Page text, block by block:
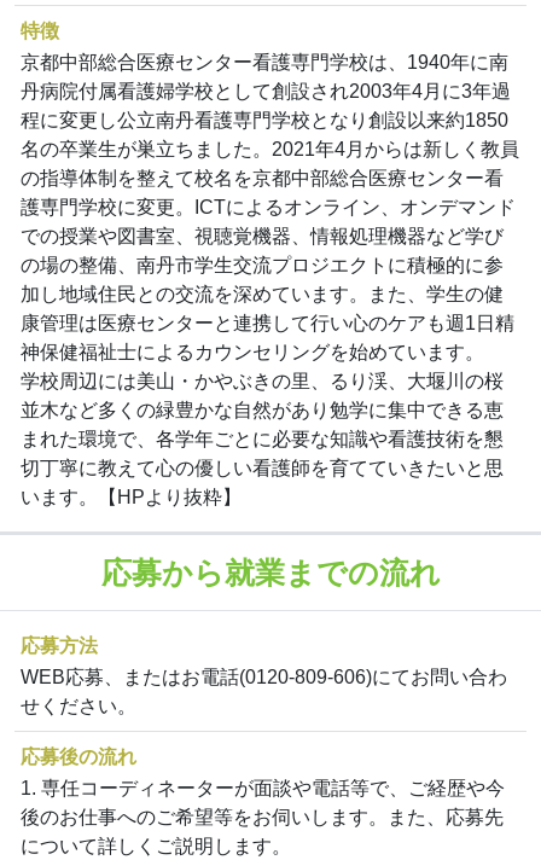
特徴
京都中部総合医療センター看護専門学校は、1940年に南
丹病院付属看護婦学校として創設され2003年4月に3年過
程に変更し公立南丹看護専門学校となり創設以来約1850
名の卒業生が巣立ちました。2021年4月からは新しく教員
の指導体制を整えて校名を京都中部総合医療センター看
護専門学校に変更。ICTによるオンライン、オンデマンド
での授業や図書室、視聴覚機器、情報処理機器など学び
の場の整備、南丹市学生交流プロジエクトに積極的に参
加し地域住民との交流を深めています。また、学生の健
康管理は医療センターと連携して行い心のケアも週1日精
神保健福祉士によるカウンセリングを始めています。
学校周辺には美山・かやぶきの里、るり渓、大堰川の桜
並木など多くの緑豊かな自然があり勉学に集中できる恵
まれた環境で、各学年ごとに必要な知識や看護技術を懇
切丁寧に教えて心の優しい看護師を育てていきたいと思
います。【HPより抜粋】
応募から就業までの流れ
応募方法
WEB応募、またはお電話(0120-809-606)にてお問い合わ
せください。
応募後の流れ
1. 専任コーディネーターが面談や電話等で、ご経歴や今
後のお仕事へのご希望等をお伺いします。また、応募先
について詳しくご説明します。